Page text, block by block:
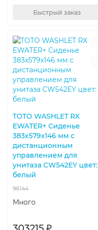
Быстрый заказ
TOTO WASHLET RX
EWATER+ Сиденье
383х579х146 мм с
дистанционным
управлением для
унитаза CW542EY цвет:
белый
96144
Много